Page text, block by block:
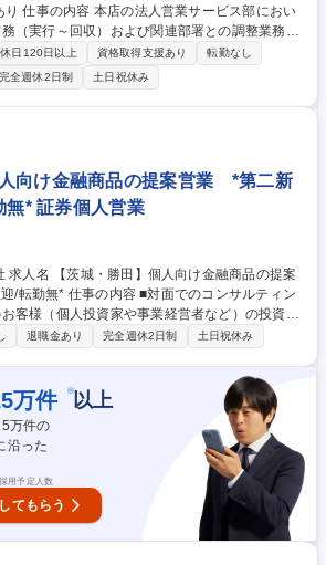
におい
（実行～回収）および関連部署との調整業務を
力 ■関連部署との調整・折衝 ■フロント部門か
・ルール照会 ■グループ内の業務改善提案への
行が定める業務） 海外案件を扱いながらも、海
部門が対応するため、遅い時間の業務は発生し
日120日以上 資格取得支援あり
転勤なし
完全週休2日制 土日祝休み
人向け金融商品の提案営業 *第二新
無* 証券個人営業
案
でのコンサルティン
客様（個人投資家や事業経営者など）の投資ス
様なニーズにあわせた、最適な資産形成・運用
に多岐にわたります。近年は事業経営者のお客
しており、資産形成のご提案に留まらず、専門
継やM&A、不動産管理など多様なソリューショ
ます。自由な商品組成や提案ができるため、お
た提案ができることも当社ならではのやりがい
城・勝田】個人向け金
卒/未経験歓迎/転勤無*
退職金あり 完全週休2日制 土日祝休み
万件 ※以上
万件の
沿った
用予定人数
てもらう